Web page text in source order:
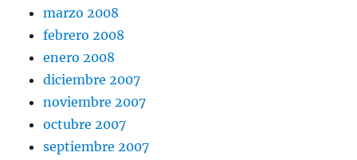
marzo 2008
febrero 2008
enero 2008
diciembre 2007
noviembre 2007
octubre 2007
septiembre 2007